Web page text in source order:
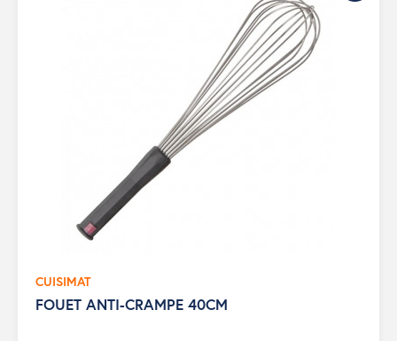
CUISIMAT
FOUET ANTI-CRAMPE 40CM